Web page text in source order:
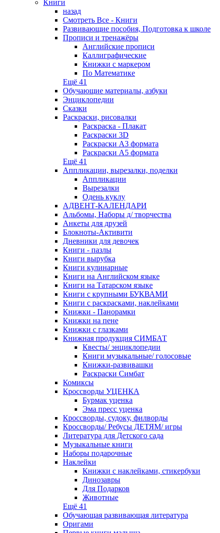
Книги
назад
Смотреть Все - Книги
Развивающие пособия, Подготовка к школе
Прописи и тренажёры
Английские прописи
Каллиграфические
Книжки с маркером
По Математике
Ещё 41
Обучающие материалы, азбуки
Энциклопедии
Сказки
Раскраски, рисовалки
Раскраска - Плакат
Раскраски 3D
Раскраски А3 формата
Раскраски А5 формата
Ещё 41
Аппликации, вырезалки, поделки
Аппликации
Вырезалки
Одень куклу
АДВЕНТ-КАЛЕНДАРИ
Альбомы, Наборы д/ творчества
Анкеты для друзей
Блокноты-Активити
Дневники для девочек
Книги - пазлы
Книги вырубка
Книги кулинарные
Книги на Английском языке
Книги на Татарском языке
Книги с крупными БУКВАМИ
Книги с раскрасками, наклейками
Книжки - Панорамки
Книжки на пене
Книжки с глазками
Книжная продукция СИМБАТ
Квесты/ энциклопедии
Книги музыкальные/ голосовые
Книжки-развивашки
Раскраски Симбат
Комиксы
Кроссворды УЦЕНКА
Бурмак уценка
Эма пресс уценка
Кроссворды, судоку, филворды
Кроссворды/ Ребусы ДЕТЯМ/ игры
Литература для Детского сада
Музыкальные книги
Наборы подарочные
Наклейки
Книжки с наклейками, стикербуки
Динозавры
Для Подарков
Животные
Ещё 41
Обучающая развивающая литература
Оригами